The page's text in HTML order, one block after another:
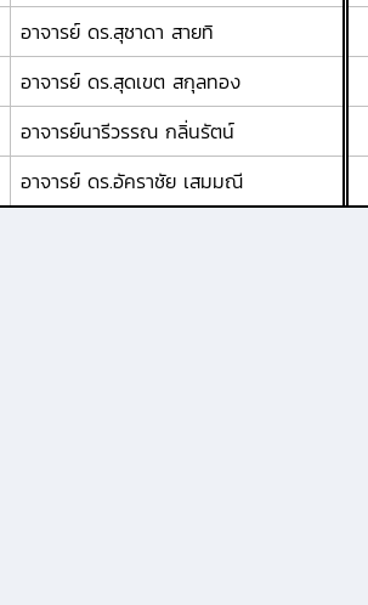
อาจารย์ ดร.สุชาดา สายทิ
อาจารย์ ดร.สุดเขต สกุลทอง
อาจารย์นารีวรรณ กลิ่นรัตน์
อาจารย์ ดร.อัคราชัย เสมมณี